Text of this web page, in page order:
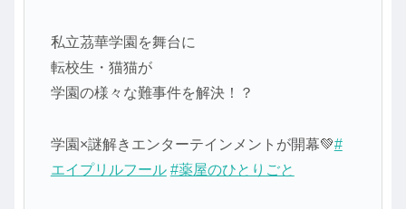
私立茘華学園を舞台に
転校生・猫猫が
学園の様々な難事件を解決！？
学園×謎解きエンターテインメントが開幕💚#
エイプリルフール #薬屋のひとりごと